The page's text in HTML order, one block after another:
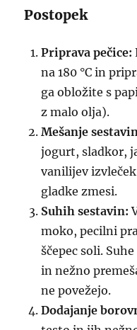
Postopek
Priprava pečice:
na 180 °C in
ga obložite s
z malo olja).
Mešanje
jogurt, sladkor,
vanilijev
gladke zmesi.
Suhih sestavin:
moko, pecilni
ščepec soli.
in nežno
ne povežejo.
Dodajanje